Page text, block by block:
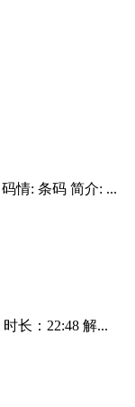
情: 条码 简介: ...
长：22:48 解...